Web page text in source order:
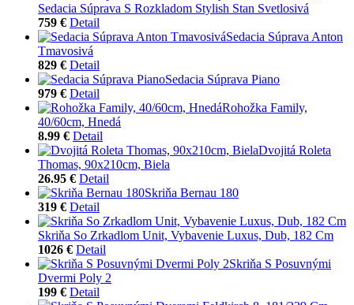
Sedacia Súprava S Rozkladom Stylish Stan Svetlosivá
759 € Detail
Sedacia Súprava Anton
Tmavosivá
829 € Detail
Sedacia Súprava Piano
979 € Detail
Rohožka Family,
40/60cm, Hnedá
8.99 € Detail
Dvojitá Roleta
Thomas, 90x210cm, Biela
26.95 € Detail
Skriňa Bernau 180
319 € Detail
Skriňa So Zrkadlom Unit, Vybavenie Luxus, Dub, 182 Cm
1026 € Detail
Skriňa S Posuvnými
Dvermi Poly 2
199 € Detail